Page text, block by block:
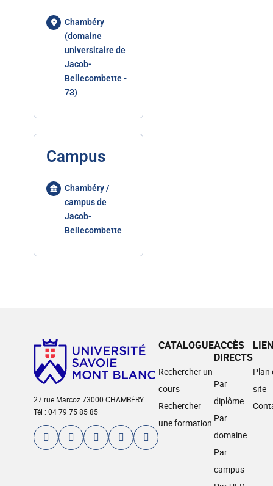
Chambéry
(domaine
universitaire de
Jacob-
Bellecombette -
73)
Campus
Chambéry /
campus de
Jacob-
Bellecombette
27 rue Marcoz 73000 CHAMBÉRY
Tél : 04 79 75 85 85
CATALOGUE
Rechercher un
cours
Rechercher
une formation
ACCÈS
DIRECTS
Par
diplôme
Par
domaine
Par
campus
Plan
site